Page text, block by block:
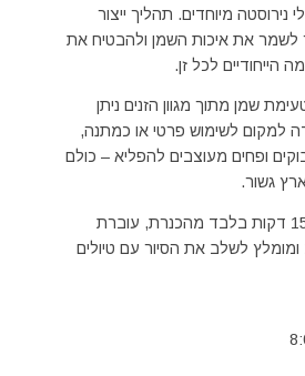
נירוסטה מיוחדים. תהליך ייצור
את איכות השמן ולהבטיח את
הייחודיים לכל זן.
שמן מתוך מגוון הזנים ניתן
למקום לשימוש פרטי או כמתנה,
ופחים מעוצבים להפליא – כולם
גשור.
הדרך לקבוץ גשוּר, 15 דקות בלבד מהכנרת, עוברת
ומומלץ לשלב את הסיור עם טיולים